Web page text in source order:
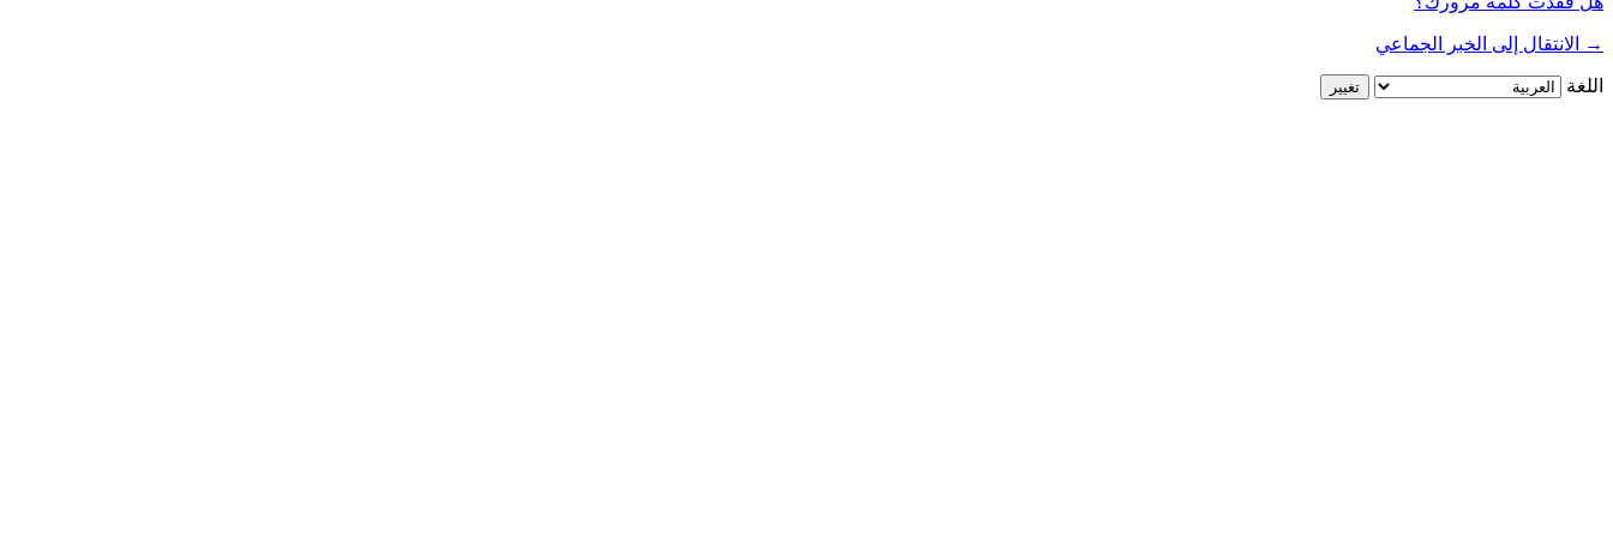
→ الانتقال إلى الخبر الجماعي
اللغة